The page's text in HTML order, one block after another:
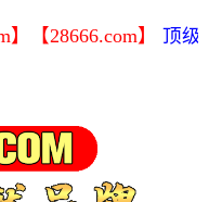
【28666.com】 顶级